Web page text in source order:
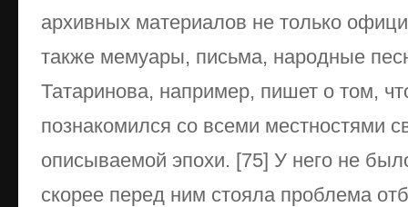
архивных материалов не только
также мемуары, письма, народные
Татаринова, например, пишет о том,
познакомился со всеми местностями
описываемой эпохи. [75] У него не
скорее перед ним стояла проблема